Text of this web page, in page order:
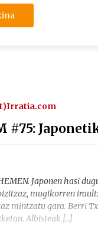
Irratia.com
#75:
Japonen hasi
mugikorren
mintzatu gara. Berri
Albisteak […]